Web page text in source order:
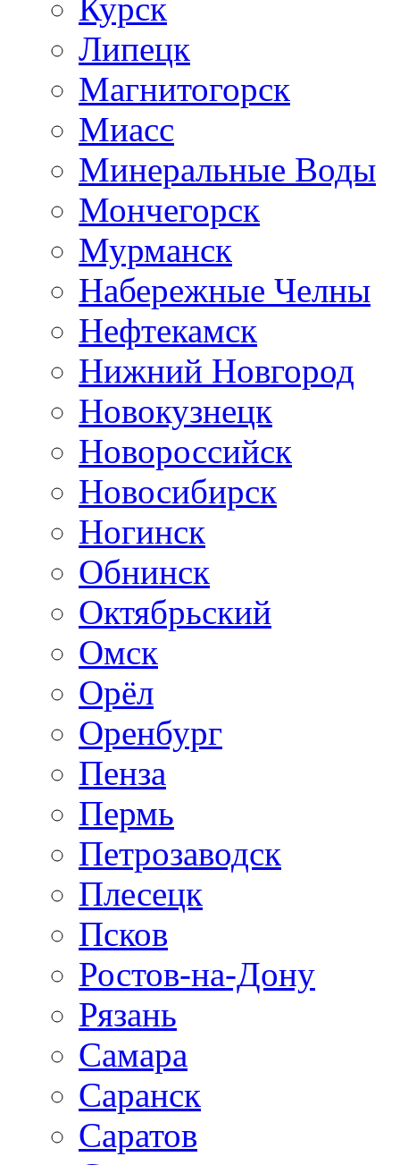
Курск
Липецк
Магнитогорск
Миасс
Минеральные Воды
Мончегорск
Мурманск
Набережные Челны
Нефтекамск
Нижний Новгород
Новокузнецк
Новороссийск
Новосибирск
Ногинск
Обнинск
Октябрьский
Омск
Орёл
Оренбург
Пенза
Пермь
Петрозаводск
Плесецк
Псков
Ростов-на-Дону
Рязань
Самара
Саранск
Саратов